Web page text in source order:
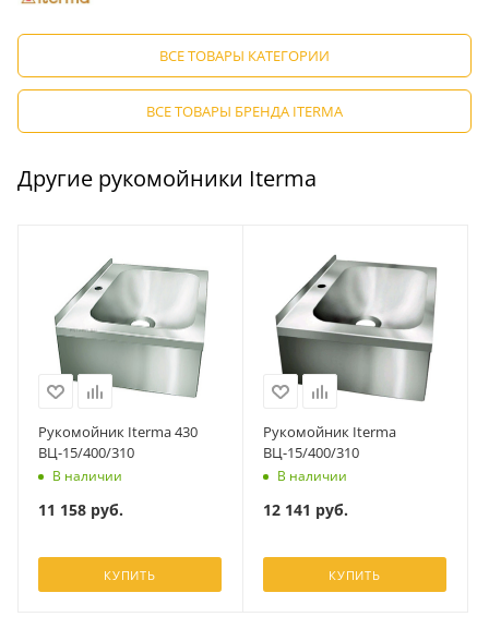
ВСЕ ТОВАРЫ КАТЕГОРИИ
ВСЕ ТОВАРЫ БРЕНДА ITERMA
Другие рукомойники Iterma
Рукомойник Iterma 430
ВЦ-15/400/310
В наличии
11 158 руб.
КУПИТЬ
Рукомойник Iterma
ВЦ-15/400/310
В наличии
12 141 руб.
КУПИТЬ